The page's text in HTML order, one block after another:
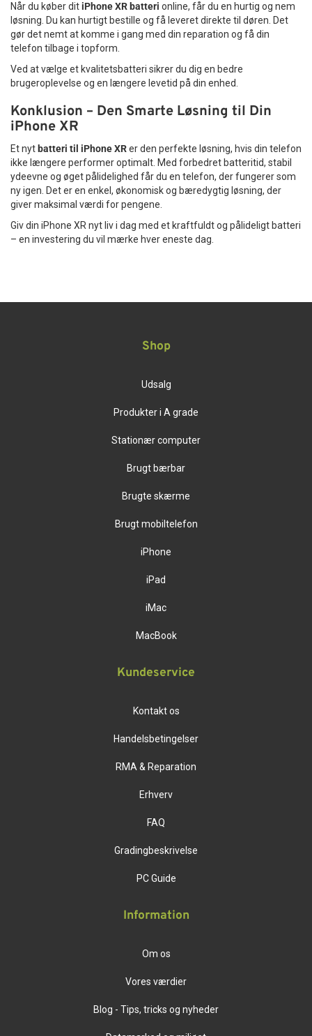
Når du køber ditiPhone XR batteri online, får du en hurtig og nem
løsning. Du kan hurtigt bestille og få leveret direkte til døren. Det
gør det nemt at komme i gang med din reparation og få din
telefon tilbage i topform.
Ved at vælge et kvalitetsbatteri sikrer du dig en bedre
brugeroplevelse og en længere levetid på din enhed.
Konklusion – Den Smarte Løsning til Din
iPhone XR
Et nyt batteri til iPhone XRer den perfekte løsning, hvis din telefon
ikke længere performer optimalt. Med forbedret batteritid, stabil
ydeevne og øget pålidelighed får du en telefon, der fungerer som
ny igen. Det er en enkel, økonomisk og bæredygtig løsning, der
giver maksimal værdi for pengene.
Giv din iPhone XR nyt liv i dag med et kraftfuldt og pålideligt batteri
– en investering du vil mærke hver eneste dag.
Shop
Udsalg
Produkter i A grade
Stationær computer
Brugt bærbar
Brugte skærme
Brugt mobiltelefon
iPhone
iPad
iMac
MacBook
Kundeservice
Kontakt os
Handelsbetingelser
RMA & Reparation
Erhverv
FAQ
Gradingbeskrivelse
PC Guide
Information
Om os
Vores værdier
Blog - Tips, tricks og nyheder